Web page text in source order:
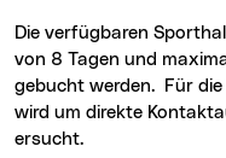
Die verfügbaren
von 8 Tagen und
gebucht werden. Für
wird um direkte
ersucht.